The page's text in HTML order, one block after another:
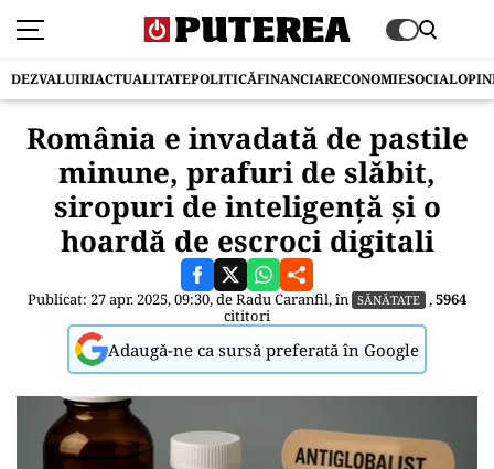
DEZVALUIRIACTUALITATEPOLITICĂFINANCIARECONOMIESOCIAL
România e invadată de pastile
minune, prafuri de slăbit,
siropuri de inteligență și o
hoardă de escroci digitali
Publicat: 27 apr. 2025, 09:30, deRadu Caranfil, în SĂNĂTATE ,5964
cititori
Adaugă-ne ca sursă preferată în Google